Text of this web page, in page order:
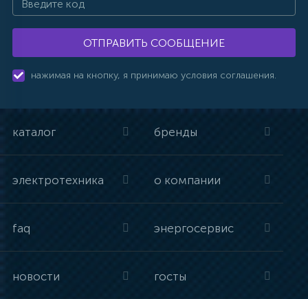
ОТПРАВИТЬ СООБЩЕНИЕ
нажимая на кнопку, я принимаю условия соглашения.
каталог бренды
электротехника о компании
faq энергосервис
новости госты